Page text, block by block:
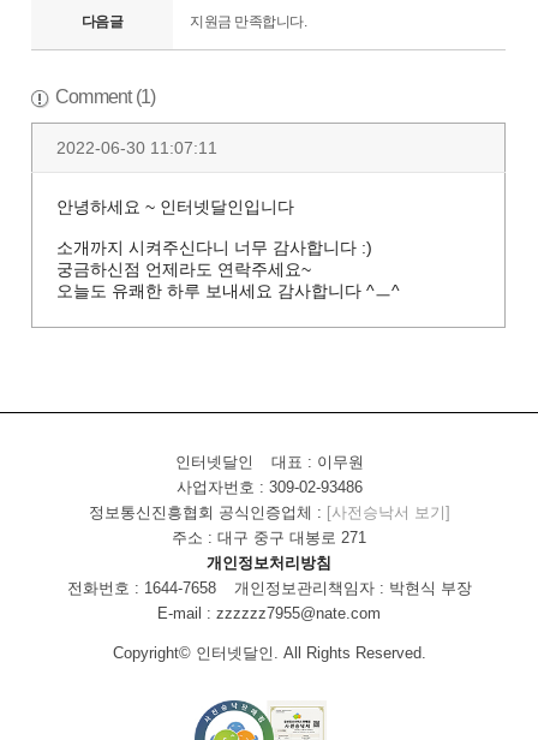
다음글 지원금 만족합니다.
Comment (1)
2022-06-30 11:07:11
안녕하세요 ~ 인터넷달인입니다
소개까지 시켜주신다니 너무 감사합니다 :)
궁금하신점 언제라도 연락주세요~
오늘도 유쾌한 하루 보내세요 감사합니다 ^ㅡ^
인터넷달인
대표 : 이무원
사업자번호 : 309-02-93486
정보통신진흥협회 공식인증업체 : [사전승낙서 보기]
주소 : 대구 중구 대봉로 271
개인정보처리방침
전화번호 : 1644-7658
개인정보관리책임자 : 박현식 부장
E-mail : zzzzzz7955@nate.com
Copyright© 인터넷달인. All Rights Reserved.